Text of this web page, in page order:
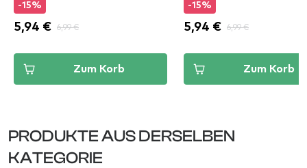
-15%
5,94 € 6,99 €
Zum Korb
-15%
5,94 € 6,99 €
Zum Korb
PRODUKTE AUS DERSELBEN
KATEGORIE